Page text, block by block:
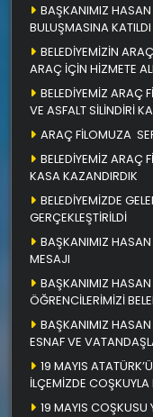
BAŞKANIMIZ
BULUŞMASINA KATILDI
BELEDİYEMİZİN
ARAÇ İÇİN HİZMETE
BELEDİYEMİZ ARAÇ
VE ASFALT SİLİNDİRİ
ARAÇ FİLOMUZA
BELEDİYEMİZ ARAÇ
KASA KAZANDIRDIK
BELEDİYEMİZDE
GERÇEKLEŞTİRİLDİ
BAŞKANIMIZ
MESAJI
BAŞKANIMIZ
ÖĞRENCİLERİMİZİ
BAŞKANIMIZ
ESNAF VE
19 MAYIS
İLÇEMİZDE COŞKUYLA
19 MAYIS COŞKUSU